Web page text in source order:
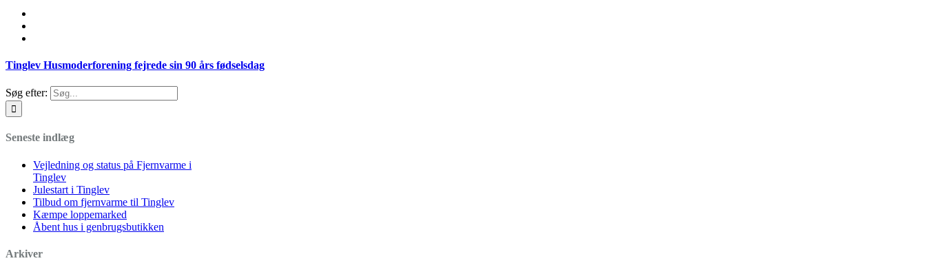
Tinglev Husmoderforening fejrede sin 90 års fødselsdag
Søg efter:
Seneste indlæg
Vejledning og status på Fjernvarme i
Tinglev
Julestart i Tinglev
Tilbud om fjernvarme til Tinglev
Kæmpe loppemarked
Åbent hus i genbrugsbutikken
Arkiver